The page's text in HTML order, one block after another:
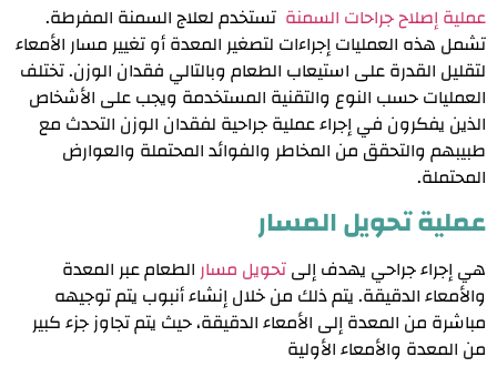
عملية إصلاح جراحات السمنة تستخدم لعلاج السمنة المفرطة.
تشمل هذه العمليات إجراءات لتصغير المعدة أو تغيير مسار الأمعاء
لتقليل القدرة على استيعاب الطعام وبالتالي فقدان الوزن. تختلف
العمليات حسب النوع والتقنية المستخدمة ويجب على الأشخاص
الذين يفكرون في إجراء عملية جراحية لفقدان الوزن التحدث مع
طبيبهم والتحقق من المخاطر والفوائد المحتملة والعوارض
المحتملة.
عملية تحويل المسار
هي إجراء جراحي يهدف إلىتحويل مسار الطعام عبر المعدة
والأمعاء الدقيقة. يتم ذلك من خلال إنشاء أنبوب يتم توجيهه
مباشرة من المعدة إلى الأمعاء الدقيقة، حيث يتم تجاوز جزء كبير
من المعدة والأمعاء الأولية